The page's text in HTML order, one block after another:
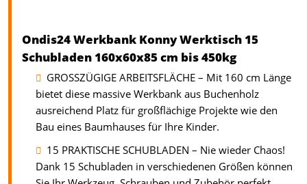
Ondis24 Werkbank Konny Werktisch 15
Schubladen 160x60x85 cm bis 450kg
GROSSZÜGIGE ARBEITSFLÄCHE – Mit 160 cm Länge
bietet diese massive Werkbank aus Buchenholz
ausreichend Platz für großflächige Projekte wie den
Bau eines Baumhauses für Ihre Kinder.
15 PRAKTISCHE SCHUBLADEN – Nie wieder Chaos!
Dank 15 Schubladen in verschiedenen Größen können